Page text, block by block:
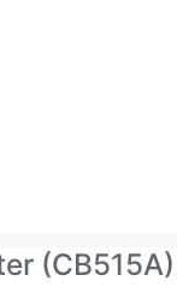
(CB515A)